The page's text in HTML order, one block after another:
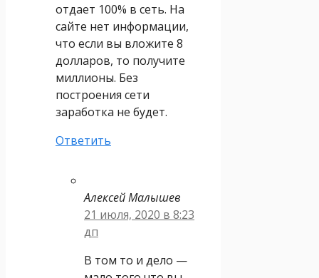
отдает 100% в сеть. На
сайте нет информации,
что если вы вложите 8
долларов, то получите
миллионы. Без
построения сети
заработка не будет.
Ответить
Алексей Малышев
21 июля, 2020 в 8:23
дп
В том то и дело —